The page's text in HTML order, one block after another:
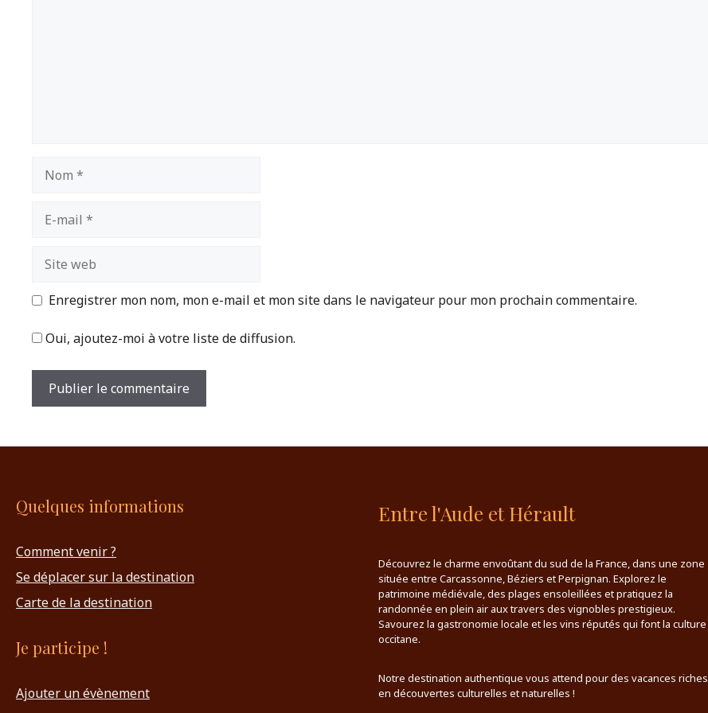
mail
web
Enregistrer mon nom, mon e-mail et mon site dans le navigateur pour mon prochain commentaire.
Oui, ajoutez-moi à votre liste de diffusion.
Quelques informations
Comment venir ?
Se déplacer sur la destination
Carte de la destination
Je participe !
Ajouter un évènement
Entre l'Aude et Hérault
Découvrez le charme envoûtant du sud de la France, dans une zone
située entre Carcassonne, Béziers et Perpignan. Explorez le
patrimoine médiévale, des plages ensoleillées et pratiquez la
randonnée en plein air aux travers des vignobles prestigieux.
Savourez la gastronomie locale et les vins réputés qui font la culture
occitane.
Notre destination authentique vous attend pour des vacances riches
en découvertes culturelles et naturelles !